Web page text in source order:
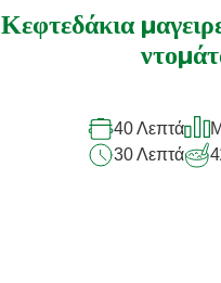
για
Κεφτεδάκια
40 Λεπτά
30 Λεπτά
4